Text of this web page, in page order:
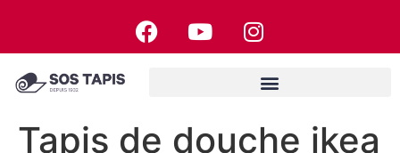
Tapis de douche ikea